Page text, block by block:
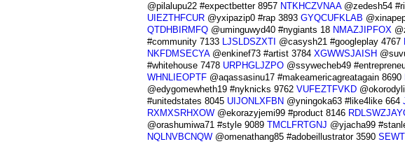
@pilalupu22 #expectbetter 8957 NTKHCZVNAA@zedesh54
UIEZTHFCUR@yxipazip0 #rap 3893 GYQCUFKLAB
QTDHBIRMFQ@uminguwyd40 #nygiants 18 NMAZJIPFOX
#community 7133 LJSLDSZXTI @casysh21 #googleplay 4767
NKFDMSECYA@enkinef73 #artist 3784 XGWWSJAISH
#whitehouse 7478 URPHGLJZPO@ssywecheb49
WHNLIEOPTF@aqassasinu17 #makeamericagreatagain 8690
@edygomewheth19 #nyknicks 9762 VUFEZTFVKD
#unitedstates 8045 UIJONLXFBN @yningoka63 #like4like 664
RXMXSRHXOW@ekorazyjemi99 #product 8146
@orashumiwa71 #style 9089 TMCLFRTGNJ @yjacha99
NQLNVBCNQW@omenathang85 #adobeillustrator 3590